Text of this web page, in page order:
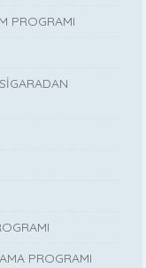
PROGRAMI
PROGRAMI